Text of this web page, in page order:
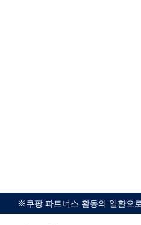
※쿠팡 파트너스 활동의 일환으